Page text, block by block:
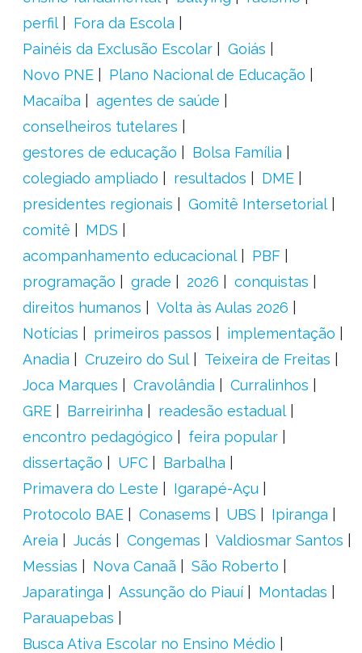
perfil
Fora da Escola
Painéis da Exclusão Escolar
Goiás
Novo PNE
Plano Nacional de Educação
Macaíba
agentes de saúde
conselheiros tutelares
gestores de educação
Bolsa Família
colegiado ampliado
resultados
DME
presidentes regionais
Gomitê Intersetorial
comitê
MDS
acompanhamento educacional
PBF
programação
grade 2026
conquistas
direitos humanos
Volta às Aulas 2026
Notícias
primeiros passos
implementação
Anadia
Cruzeiro do Sul
Teixeira de Freitas
Joca Marques
Cravolândia
Curralinhos
GRE
Barreirinha
readesão estadual
encontro pedagógico
feira popular
dissertação
UFC
Barbalha
Primavera do Leste
Igarapé-Açu
Protocolo BAE
Conasems UBS
Ipiranga
Areia
Jucás Congemas
Valdiosmar Santos
Messias
Nova Canaã
São Roberto
Japaratinga
Assunção do Piauí
Montadas
Parauapebas
Busca Ativa Escolar no Ensino Médio